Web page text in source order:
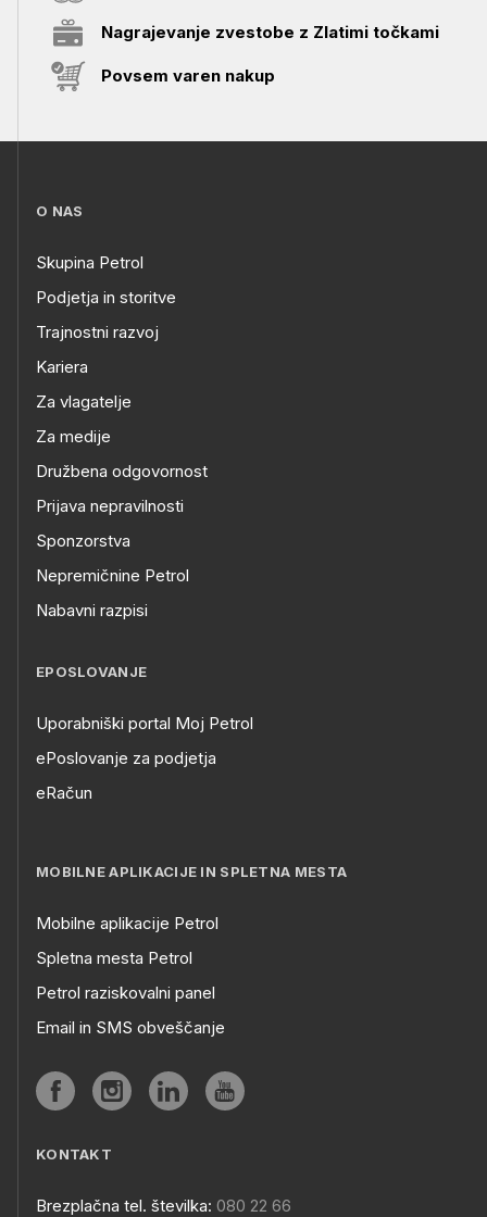
Nagrajevanje zvestobe z Zlatimi točkami
Povsem varen nakup
O NAS
Skupina Petrol
Podjetja in storitve
Trajnostni razvoj
Kariera
Za vlagatelje
Za medije
Družbena odgovornost
Prijava nepravilnosti
Sponzorstva
Nepremičnine Petrol
Nabavni razpisi
EPOSLOVANJE
Uporabniški portal Moj Petrol
ePoslovanje za podjetja
eRačun
MOBILNE APLIKACIJE IN SPLETNA MESTA
Mobilne aplikacije Petrol
Spletna mesta Petrol
Petrol raziskovalni panel
Email in SMS obveščanje
KONTAKT
Brezplačna tel. številka: 080 22 66